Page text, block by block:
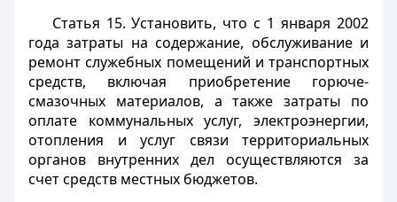
Статья 15. Установить, что с 1 января 2002
года затраты на содержание, обслуживание и
ремонт служебных помещений и транспортных
средств, включая приобретение горюче-
смазочных материалов, а также затраты по
оплате коммунальных услуг, электроэнергии,
отопления и услуг связи территориальных
органов внутренних дел осуществляются за
счет средств местных бюджетов.